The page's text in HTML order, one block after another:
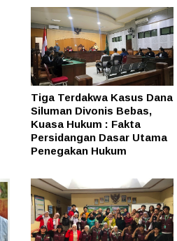
Tiga Terdakwa Kasus Dana
Siluman Divonis Bebas,
Kuasa Hukum : Fakta
Persidangan Dasar Utama
Penegakan Hukum